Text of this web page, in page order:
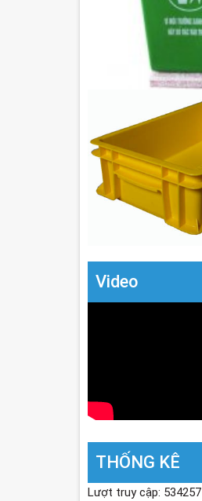
Video
THỐNG KÊ
Lượt truy cập: 534257